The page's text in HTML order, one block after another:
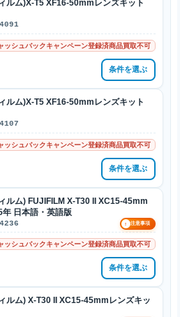
ルム)X-T5 XF16-50mmレンズキット
シュバックキャンペーン登録済商品買取不可
条件を選ぶ
ルム)X-T5 XF16-50mmレンズキット
シュバックキャンペーン登録済商品買取不可
条件を選ぶ
ルム) FUJIFILM X-T30 II XC15-45mm
日本語・英語版
! 注意事項
ッシュバックキャンペーン登録済商品買取不可
条件を選ぶ
ルム) X-T30 II XC15-45mmレンズキッ